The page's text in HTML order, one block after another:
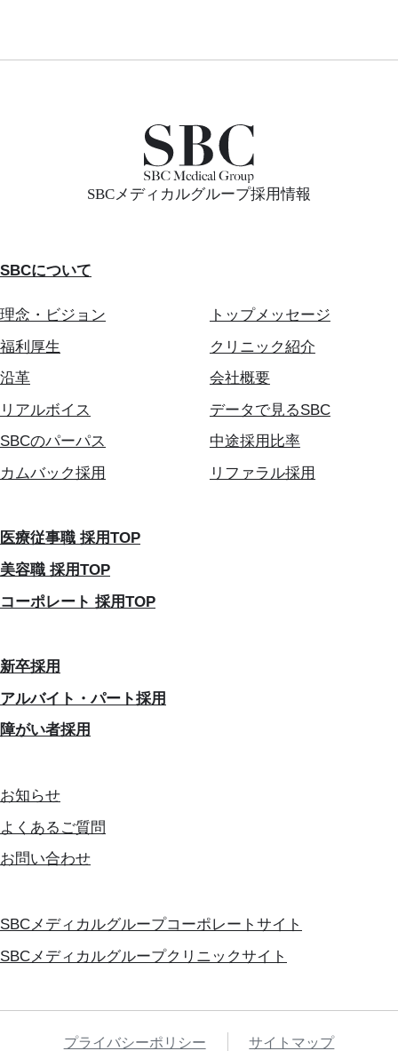
SBCメディカルグループ採用情報
SBCについて
理念・ビジョン
トップメッセージ
福利厚生
クリニック紹介
沿革
会社概要
リアルボイス
データで見るSBC
SBCのパーパス
中途採用比率
カムバック採用
リファラル採用
医療従事職 採用TOP
美容職 採用TOP
コーポレート 採用TOP
新卒採用
アルバイト・パート採用
障がい者採用
お知らせ
よくあるご質問
お問い合わせ
SBCメディカルグループコーポレートサイト
SBCメディカルグループクリニックサイト
プライバシーポリシー サイトマップ